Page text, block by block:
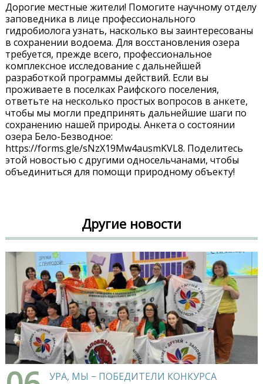
Дорогие местные жители! Помогите научному отделу
заповедника в лице профессионального
гидробиолога узнать, насколько вы заинтересованы
в сохранении водоема. Для восстановления озера
требуется, прежде всего, профессиональное
комплексное исследование с дальнейшей
разработкой программы действий. Если вы
проживаете в поселках Раифского поселения,
ответьте на несколько простых вопросов в анкете,
чтобы мы могли предпринять дальнейшие шаги по
сохранению нашей природы. Анкета о состоянии
озера Бело-Безводное:
https://forms.gle/sNzX19Mw4ausmKVL8. Поделитесь
этой новостью с другими односельчанами, чтобы
объединиться для помощи природному объекту!
Другие новости
УРА, МЫ − ПОБЕДИТЕЛИ КОНКУРСА